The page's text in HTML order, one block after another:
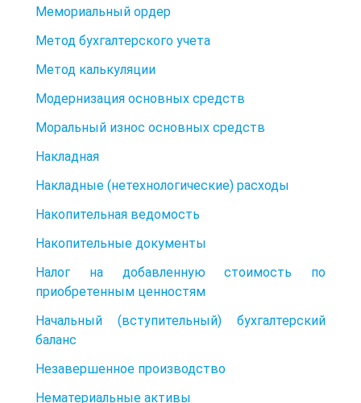
Мемориальный ордер
Метод бухгалтерского учета
Метод калькуляции
Модернизация основных средств
Моральный износ основных средств
Накладная
Накладные (нетехнологические) расходы
Накопительная ведомость
Накопительные документы
Налог на добавленную стоимость по
приобретенным ценностям
Начальный (вступительный) бухгалтерский
баланс
Незавершенное производство
Нематериальные активы